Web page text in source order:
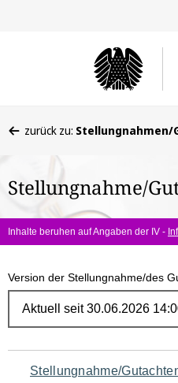
befinden
hier:
zurück zu: Stellungnahmen/
Stellungnahme/
Inhalte beruhen auf Angaben der IV -
Version der Stellungnahme/des
Navigation
Stellungnahme/